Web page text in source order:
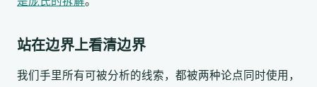
站在边界上看清边界
我们手里所有可被分析的线索，都被两种论点同时使用，